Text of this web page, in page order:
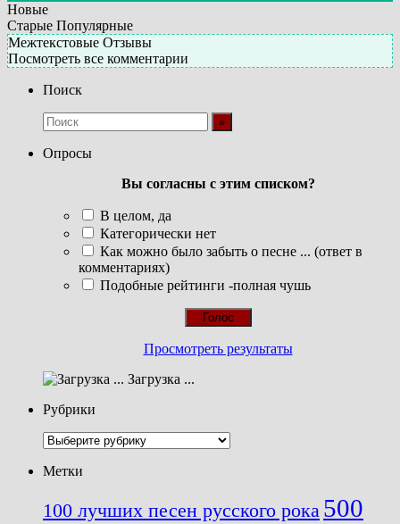
Новые
Старые Популярные
Межтекстовые Отзывы
Посмотреть все комментарии
Поиск
Опросы
Вы согласны с этим списком?
В целом, да
Категорически нет
Как можно было забыть о песне ... (ответ в
комментариях)
Подобные рейтинги -полная чушь
Просмотреть результаты
Загрузка ...
Рубрики
Рубрики
Метки
100 лучших песен русского рока 500